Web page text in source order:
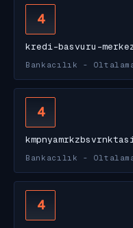
4
kredi-basvuru-
Bankacılık -
4
Bankacılık -
4